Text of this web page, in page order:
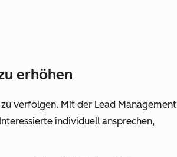
erhöhen
verfolgen. Mit der Lead Management
individuell ansprechen,